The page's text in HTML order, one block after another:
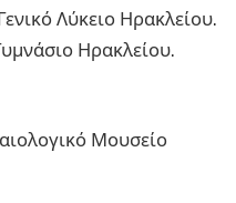
Λύκειο Ηρακλείου.
Ηρακλείου.
Μουσείο